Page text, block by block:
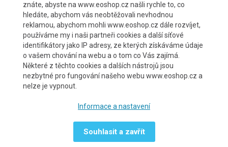
Možnosti dopravy
znáte, abyste na www.eoshop.cz našli rychle to, co
hledáte, abychom vás neobtěžovali nevhodnou
reklamou, abychom mohli www.eoshop.cz dále rozvíjet,
používáme my i naši partneři cookies a další síťové
identifikátory jako IP adresy, ze kterých získáváme údaje
o vašem chování na webu a o tom co Vás zajímá.
Některé z těchto cookies a dalších nástrojů jsou
nezbytné pro fungování našeho webu www.eoshop.cz a
nelze je vypnout.
Informace a nastavení
Souhlasit a zavřít